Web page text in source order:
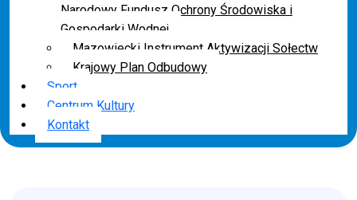
Narodowy Fundusz Ochrony Środowiska i
Gospodarki Wodnej
Mazowiecki Instrument Aktywizacji Sołectw
Krajowy Plan Odbudowy
Sport
Centrum Kultury
Kontakt